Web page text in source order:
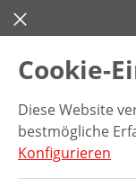
Zum Hauptinhalt
Cookie-
Diese Website
bestmögliche
Konfigurieren